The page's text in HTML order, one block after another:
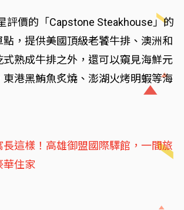
評價的「Capstone Steakhouse」的
點，提供美國頂級老饕牛排、澳洲和
式熟成牛排之外，還可以窺見海鮮元
港黑鮪魚炙燒、澎湖火烤明蝦等海
長這樣！高雄御盟國際驛館，一間旅
華住家